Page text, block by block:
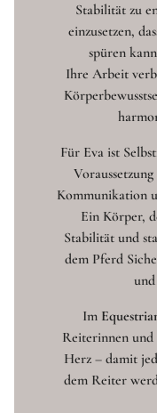
Stabilität zu
einzusetzen,
spüren
Ihre Arbeit
Für Eva ist
Kommunikation
Ein Körper,
Stabilität und
dem Pferd
Im
Reiterinnen
Herz – damit
dem Reiter